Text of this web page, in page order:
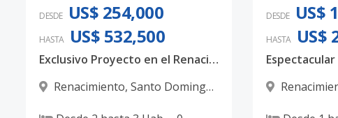
DESDE US$ 254,000
HASTA US$ 532,500
Exclusivo Proyecto en el Renacimiento un Lujo familiar
Renacimiento, Santo Domingo
DESDE US$
HASTA US$